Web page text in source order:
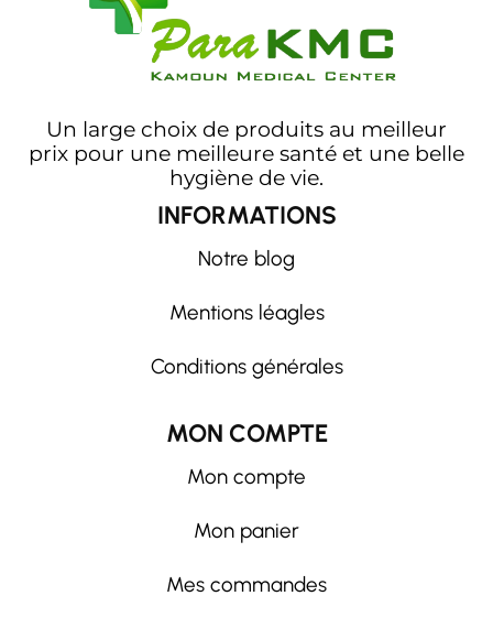
Un large choix de produits au meilleur
prix pour une meilleure santé et une belle
hygiène de vie.
INFORMATIONS
Notre blog
Mentions léagles
Conditions générales
MON COMPTE
Mon compte
Mon panier
Mes commandes